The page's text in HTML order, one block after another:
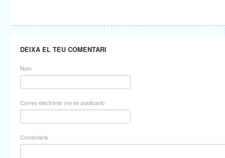
DEIXA EL TEU COMENTARI
Nom
Correu electrònic (no es publicarà)
Comentaris